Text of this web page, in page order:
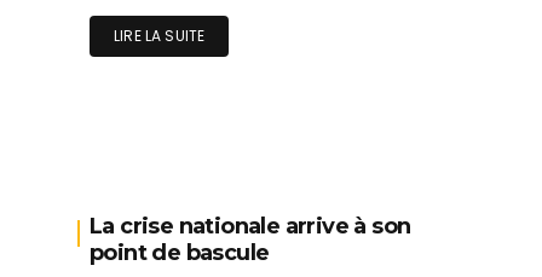
LIRE LA SUITE
La crise nationale arrive à son
point de bascule